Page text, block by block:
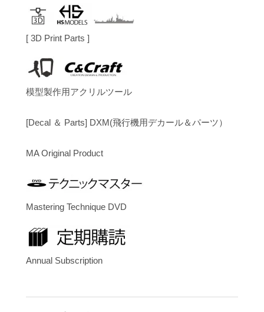
[ 3D Print Parts ]
模型製作用アクリルツール
[Decal ＆ Parts] DXM(飛行機用デカール＆パーツ）
MA Original Product
Mastering Technique DVD
Annual Subscription